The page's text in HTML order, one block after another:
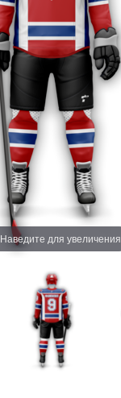
Наведите для увеличения